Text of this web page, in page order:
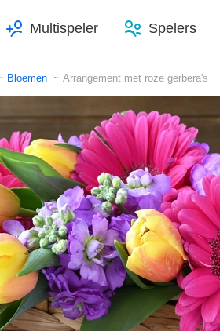
Multispeler Spelers
Bloemen Arrangement met roze gerbera's